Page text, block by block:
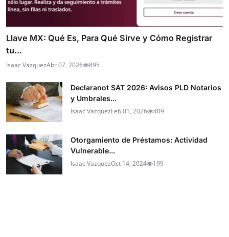
Llave MX: Qué Es, Para Qué Sirve y Cómo Registrar
tu...
Isaac VazquezAbr 07, 2026 895
Declaranot SAT 2026: Avisos PLD Notarios
y Umbrales...
Isaac VazquezFeb 01, 2026 409
Otorgamiento de Préstamos: Actividad
Vulnerable...
Isaac VazquezOct 14, 2024 199